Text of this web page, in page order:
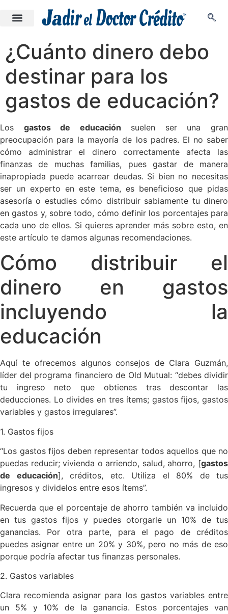
¿Cuánto dinero debo
destinar para los
gastos de educación?
Los gastos de educación suelen ser una gran
preocupación para la mayoría de los padres. El no saber
cómo administrar el dinero correctamente afecta las
finanzas de muchas familias, pues gastar de manera
inapropiada puede acarrear deudas. Si bien no necesitas
ser un experto en este tema, es beneficioso que pidas
asesoría o estudies cómo distribuir sabiamente tu dinero
en gastos y, sobre todo, cómo definir los porcentajes para
cada uno de ellos. Si quieres aprender más sobre esto, en
este artículo te damos algunas recomendaciones.
Cómo distribuir el
dinero en gastos
incluyendo la
educación
Aquí te ofrecemos algunos consejos de Clara Guzmán,
líder del programa financiero de Old Mutual: “debes dividir
tu ingreso neto que obtienes tras descontar las
deducciones. Lo divides en tres ítems; gastos fijos, gastos
variables y gastos irregulares”.
1. Gastos fijos
“Los gastos fijos deben representar todos aquellos que no
puedas reducir; vivienda o arriendo, salud, ahorro, [gastos
de educación], créditos, etc. Utiliza el 80% de tus
ingresos y dividelos entre esos ítems”.
Recuerda que el porcentaje de ahorro también va incluido
en tus gastos fijos y puedes otorgarle un 10% de tus
ganancias. Por otra parte, para el pago de créditos
puedes asignar entre un 20% y 30%, pero no más de eso
porque podría afectar tus finanzas personales.
2. Gastos variables
Clara recomienda asignar para los gastos variables entre
un 5% y 10% de la ganancia. Estos porcentajes van